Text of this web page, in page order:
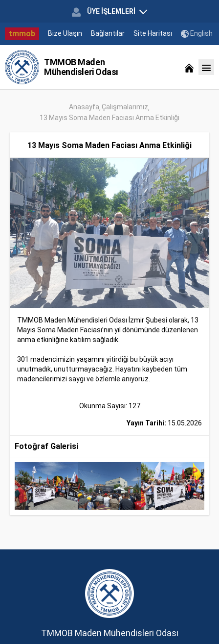
ÜYE İŞLEMLERİ
tmmob Bize Ulaşın Bağlantılar Site Haritası English
TMMOB Maden
Mühendisleri Odası
Anasayfa Çalışmalarımız
13 Mayıs Soma Maden Faciası Anma Etkinliği
13 Mayıs Soma Maden Faciası Anma Etkinliği
TMMOB Maden Mühendisleri Odası İzmir Şubesi olarak, 13
Mayıs Soma Maden Faciası’nın yıl dönümünde düzenlenen
anma etkinliğine katılım sağladık.
301 madencimizin yaşamını yitirdiği bu büyük acıyı
unutmadık, unutturmayacağız. Hayatını kaybeden tüm
madencilerimizi saygı ve özlemle anıyoruz.
Okunma Sayısı: 127
Yayın Tarihi: 15.05.2026
Fotoğraf Galerisi
TMMOB Maden Mühendisleri Odası